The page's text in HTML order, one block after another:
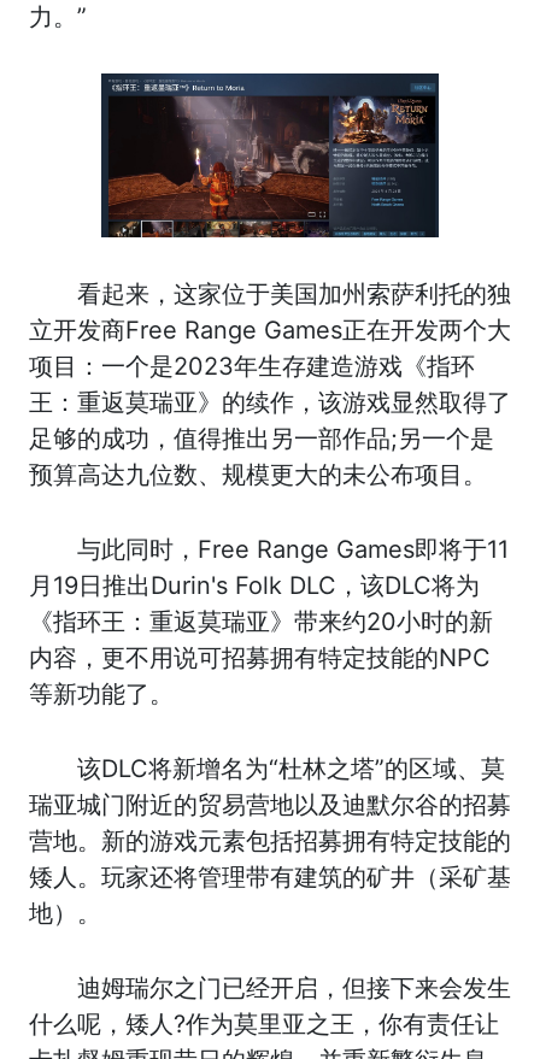
力。”
看起来，这家位于美国加州索萨利托的独
立开发商Free Range Games正在开发两个大
项目：一个是2023年生存建造游戏《指环
王：重返莫瑞亚》的续作，该游戏显然取得了
足够的成功，值得推出另一部作品;另一个是
预算高达九位数、规模更大的未公布项目。
与此同时，Free Range Games即将于11
月19日推出Durin's Folk DLC，该DLC将为
《指环王：重返莫瑞亚》带来约20小时的新
内容，更不用说可招募拥有特定技能的NPC
等新功能了。
该DLC将新增名为“杜林之塔”的区域、莫
瑞亚城门附近的贸易营地以及迪默尔谷的招募
营地。新的游戏元素包括招募拥有特定技能的
矮人。玩家还将管理带有建筑的矿井（采矿基
地）。
迪姆瑞尔之门已经开启，但接下来会发生
什么呢，矮人?作为莫里亚之王，你有责任让